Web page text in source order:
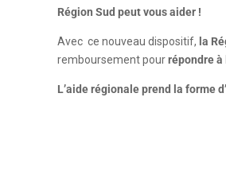
Région Sud peut vous aider !
Avec ce nouveau dispositif, la
remboursement pourrépondre
L’aide régionale prend la forme